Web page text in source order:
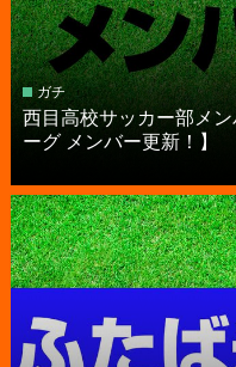
ガチ
西目高校サッカー部メ
ーグ メンバー更新！】